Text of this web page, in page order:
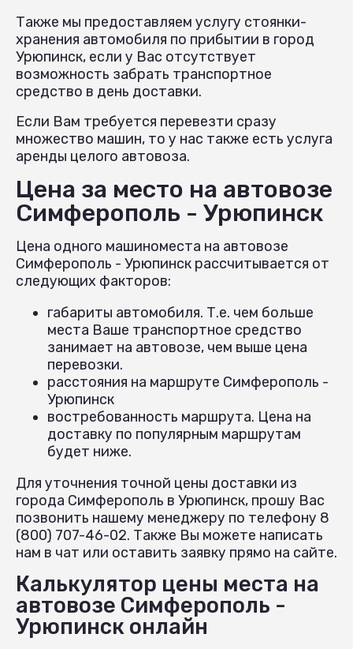
Также мы предоставляем услугу стоянки-
хранения автомобиля по прибытии в город
Урюпинск, если у Вас отсутствует
возможность забрать транспортное
средство в день доставки.
Если Вам требуется перевезти сразу
множество машин, то у нас также есть услуга
аренды целого автовоза.
Цена за место на автовозе
Симферополь - Урюпинск
Цена одного машиноместа на автовозе
Симферополь - Урюпинск рассчитывается от
следующих факторов:
габариты автомобиля. Т.е. чем больше
места Ваше транспортное средство
занимает на автовозе, чем выше цена
перевозки.
расстояния на маршруте Симферополь -
Урюпинск
востребованность маршрута. Цена на
доставку по популярным маршрутам
будет ниже.
Для уточнения точной цены доставки из
города Симферополь в Урюпинск, прошу Вас
позвонить нашему менеджеру по телефону 8
(800) 707-46-02. Также Вы можете написать
нам в чат или оставить заявку прямо на сайте.
Калькулятор цены места на
автовозе Симферополь -
Урюпинск онлайн